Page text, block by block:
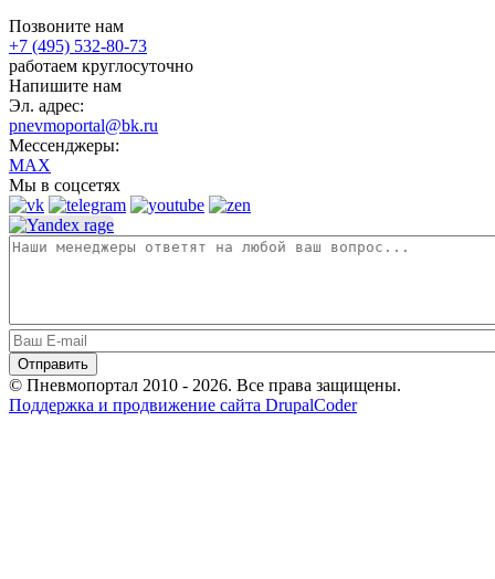
Позвоните нам
+7 (495) 532-80-73
работаем круглосуточно
Напишите нам
Эл. адрес:
pnevmoportal@bk.ru
Мессенджеры:
MAX
Мы в соцсетях
© Пневмопортал 2010 - 2026. Все права защищены.
Поддержка и продвижение сайта DrupalCoder